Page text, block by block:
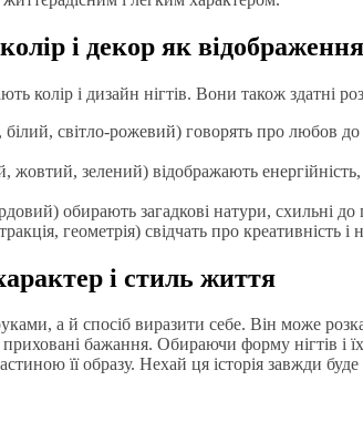
і декор як
колір і дизайн нігтів. Вони також здатні
світло-рожевий) говорять про любов до
жовтий, зелений) відображають
обирають загадкові натури, схильні до
геометрія) свідчать про креативність
і стиль життя
а й спосіб виразити себе. Він може
приховані бажання. Обираючи форму нігтів
її образу. Нехай ця історія завжди